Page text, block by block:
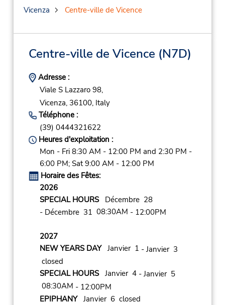
Vicenza
Centre-ville de Vicence
Centre-ville de Vicence (N7D)
Adresse :
Viale S Lazzaro 98,
Vicenza, 36100, Italy
Téléphone :
(39) 0444321622
Heures d'exploitation :
Mon - Fri 8:30 AM - 12:00 PM and 2:30 PM -
6:00 PM; Sat 9:00 AM - 12:00 PM
Horaire des Fêtes:
2026
SPECIAL HOURSDécembre 28
- Décembre 31 08:30AM - 12:00PM
2027
NEW YEARS DAYJanvier 1 - Janvier 3
closed
SPECIAL HOURSJanvier 4 - Janvier 5
08:30AM - 12:00PM
EPIPHANYJanvier 6 closed